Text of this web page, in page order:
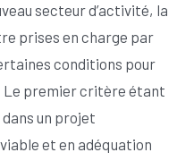
secteur d’activité, la
prises en charge par
conditions pour
Le premier critère étant
un projet
et en adéquation